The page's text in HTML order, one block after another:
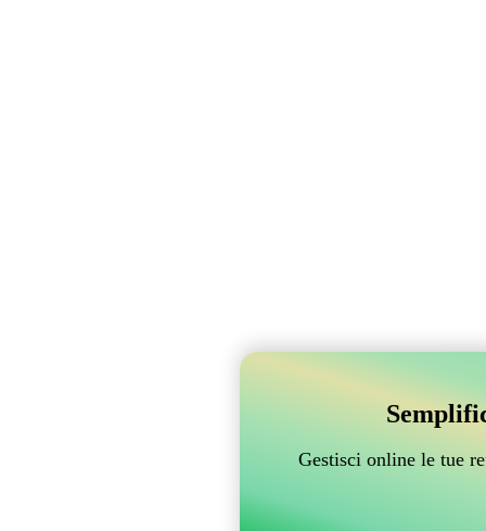
Gestisci online le tue